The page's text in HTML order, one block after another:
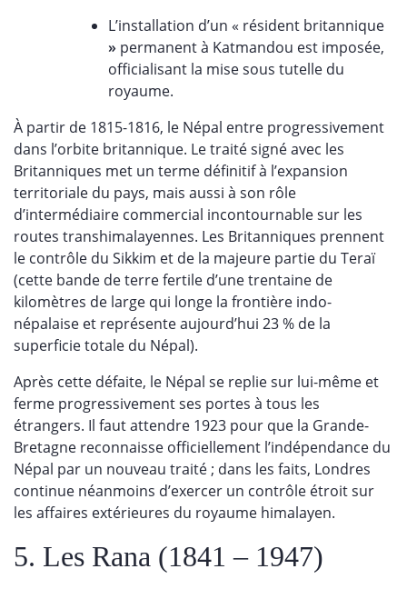
L’installation d’un « résident britannique
» permanent à Katmandou est imposée,
officialisant la mise sous tutelle du
royaume.
À partir de 1815-1816, le Népal entre progressivement
dans l’orbite britannique. Le traité signé avec les
Britanniques met un terme définitif à l’expansion
territoriale du pays, mais aussi à son rôle
d’intermédiaire commercial incontournable sur les
routes transhimalayennes. Les Britanniques prennent
le contrôle du Sikkim et de la majeure partie du Teraï
(cette bande de terre fertile d’une trentaine de
kilomètres de large qui longe la frontière indo-
népalaise et représente aujourd’hui 23 % de la
superficie totale du Népal).
Après cette défaite, le Népal se replie sur lui-même et
ferme progressivement ses portes à tous les
étrangers. Il faut attendre 1923 pour que la Grande-
Bretagne reconnaisse officiellement l’indépendance du
Népal par un nouveau traité ; dans les faits, Londres
continue néanmoins d’exercer un contrôle étroit sur
les affaires extérieures du royaume himalayen.
5. Les Rana (1841 – 1947)